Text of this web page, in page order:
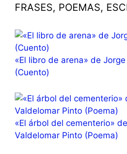
FRASES, POEMAS,
«El libro de arena» de
(Cuento)
«El árbol del cementerio»
Valdelomar Pinto (Poema)